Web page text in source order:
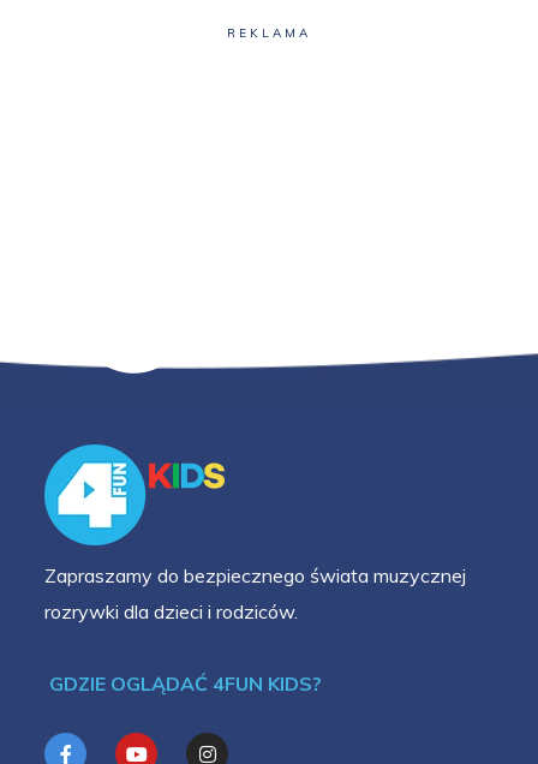
REKLAMA
Zapraszamy do bezpiecznego świata muzycznej
rozrywki dla dzieci i rodziców.
GDZIE OGLĄDAĆ 4FUN KIDS?